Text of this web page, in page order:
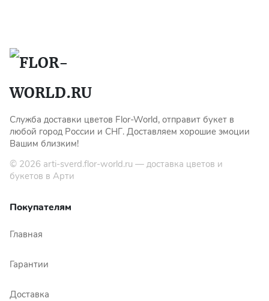
Служба доставки цветов Flor-World, отправит букет в
любой город России и СНГ. Доставляем хорошие эмоции
Вашим близким!
© 2026 arti-sverd.flor-world.ru — доставка цветов и
букетов в Арти
Покупателям
Главная
Гарантии
Доставка